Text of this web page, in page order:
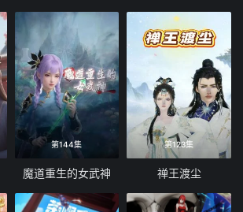
第144集
魔道重生的女武神
第123集
禅王渡尘